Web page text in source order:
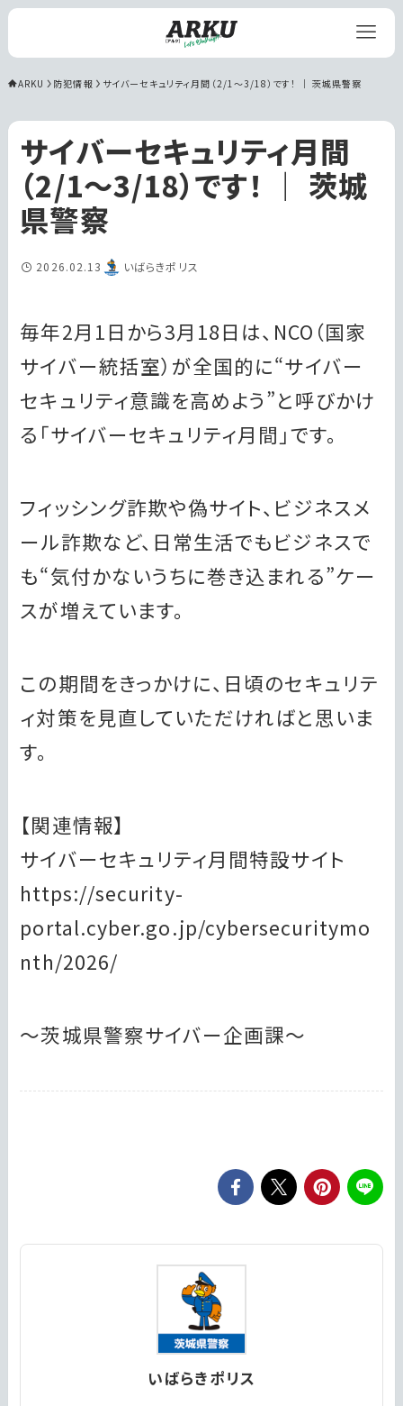
ARKU 防犯情報 サイバーセキュリティ月間（2/1～3/18）です！ ｜ 茨城県警察
サイバーセキュリティ月間
（2/1～3/18）です！ ｜ 茨城
県警察
2026.02.13 いばらきポリス
毎年2月1日から3月18日は、NCO（国家
サイバー統括室）が全国的に“サイバー
セキュリティ意識を高めよう”と呼びかけ
る「サイバーセキュリティ月間」です。
フィッシング詐欺や偽サイト、ビジネスメ
ール詐欺など、日常生活でもビジネスで
も“気付かないうちに巻き込まれる”ケー
スが増えています。
この期間をきっかけに、日頃のセキュリテ
ィ対策を見直していただければと思いま
す。
【関連情報】
サイバーセキュリティ月間特設サイト
https://security-
portal.cyber.go.jp/cybersecuritymo
nth/2026/
～茨城県警察サイバー企画課～
いばらきポリス